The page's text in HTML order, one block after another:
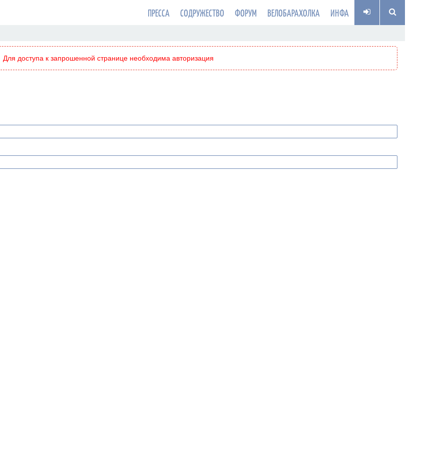
ПРЕССА СОДРУЖЕСТВО ФОРУМ ВЕЛОБАРАХОЛКА ИНФА
Для доступа к запрошенной странице необходима авторизация